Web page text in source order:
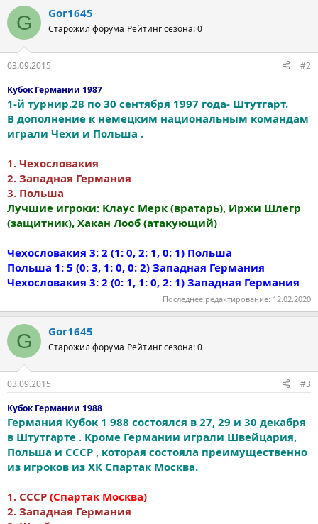
G Gor1645
Старожил форума Рейтинг сезона: 0
03.09.2015
#2
Кубок Германии 1987
1-й турнир.28 по 30 сентября 1997 года- Штутгарт.
В дополнение к немецким национальным командам
играли Чехи и Польша .
1. Чехословакия
2. Западная Германия
3. Польша
Лучшие игроки: Kлаус Мерк (вратарь), Иржи Шлегр
(защитник), Хакан Лооб (атакующий)
Чехословакия 3: 2 (1: 0, 2: 1, 0: 1) Польша
Польша 1: 5 (0: 3, 1: 0, 0: 2) Западная Германия
Чехословакия 3: 2 (0: 1, 1: 0, 2: 1) Западная Германия
Последнее редактирование: 12.02.2020
G Gor1645
Старожил форума Рейтинг сезона: 0
03.09.2015
#3
Кубок Германии 1988
Германия Кубок 1 988 состоялся в 27, 29 и 30 декабря
в Штутгарте . Кроме Германии играли Швейцария,
Польша и СССР , которая состояла преимущественно
из игроков из ХК Спартак Москва.
1. СССР (Спартак Москва)
2. Западная Германия